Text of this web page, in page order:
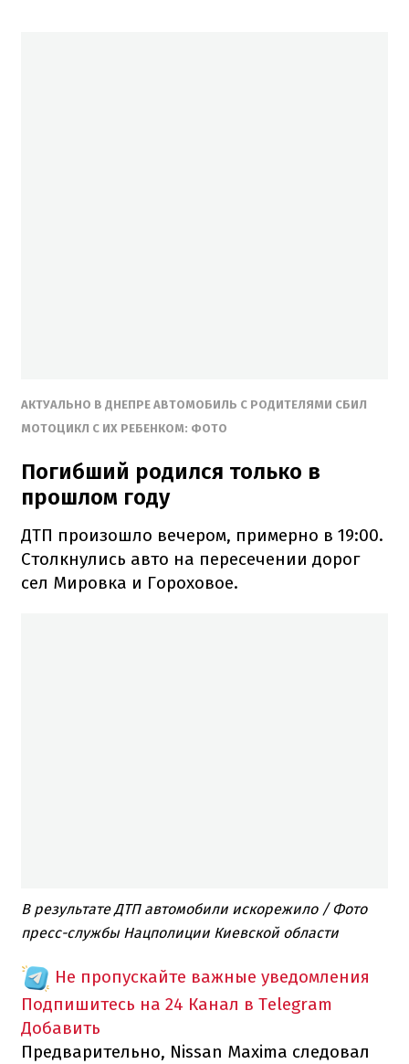
АКТУАЛЬНО В ДНЕПРЕ АВТОМОБИЛЬ С РОДИТЕЛЯМИ СБИЛ
МОТОЦИКЛ С ИХ РЕБЕНКОМ: ФОТО
Погибший родился только в
прошлом году
ДТП произошло вечером, примерно в 19:00.
Столкнулись авто на пересечении дорог
сел Мировка и Гороховое.
В результате ДТП автомобили искорежило / Фото
пресс-службы Нацполиции Киевской области
Не пропускайте важные уведомления
Подпишитесь на 24 Канал в Telegram
Добавить
Предварительно, Nissan Maxima следовал